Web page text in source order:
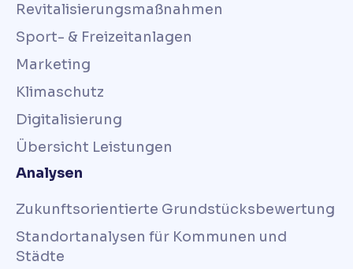
Revitalisierungsmaßnahmen
Sport- & Freizeitanlagen
Marketing
Klimaschutz
Digitalisierung
Übersicht Leistungen
Analysen
Zukunftsorientierte Grundstücksbewertung
Standortanalysen für Kommunen und
Städte